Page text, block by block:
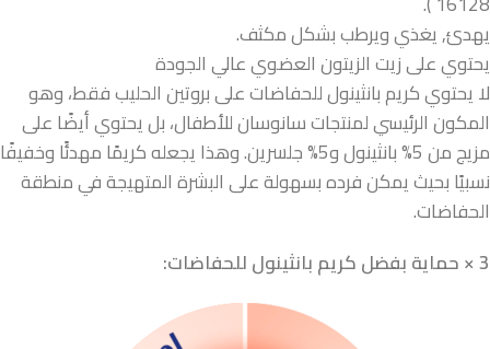
يهدئ, يغذي ويرطب بشكل مكثف.
يحتوي على زيت الزيتون العضوي عالي الجودة
لا يحتوي كريم بانثينول للحفاضات على بروتين الحليب فقط، وهو
المكون الرئيسي لمنتجات سانوسان للأطفال، بل يحتوي أيضًا على
مزيج من 5% بانثينول و5% جلسرين. وهذا يجعله كريمًا مهدئًا وخفيفًا
نسبيًا بحيث يمكن فرده بسهولة على البشرة المتهيجة في منطقة
الحفاضات.
3 × حماية بفضل كريم بانثينول للحفاضات: